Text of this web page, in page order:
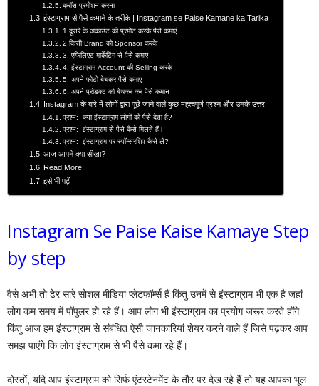
क्रॉस प्रमोशन करना
इंस्टाग्राम से पैसे कमाने के तरीके | Instagram se Paise Kamane ka Tarika
1.दूसरे के अकाउंट को प्रमोट करके पैसे कमाएं
2.किसी Brand को Sponsor करके
3. एफिलिएट मार्केटिंग से पैसे कमाए
4. इंस्टाग्राम Account की Selling करके
5. अपने फोटो बेचकर पैसे कमाए
6. अपने प्रोडक्ट को बेचकर कर पैसे कमान
Instagram के बारे में लोगों द्वारा पूछे जाने वाले कुछ महत्वपूर्ण प्रश्न और उनके उत्तर
प्रश्न:- क्या इंस्टाग्राम लोगों को पैसे देता है?
प्रश्न:- इंस्टाग्राम से पैसे कैसे मिलते हैं।
प्रश्न:- इंस्टाग्राम पर स्पॉन्सरशिप कैसे लें?
आज आपने क्या सीखा?
Read More
इसे भी पढ़ें
Instagram Se Paise Kaise Kamaye Step
by step
वैसे अभी तो ढेर सारे सोशल मीडिया प्लेटफॉर्म्स हैं किंतु उनमें से इंस्टाग्राम भी एक है जहां
लोग कम समय में पॉपुलर हो रहे हैं। आप लोग भी इंस्टाग्राम का प्रयोग जरूर करते होंगे
किंतु आज हम इंस्टाग्राम से संबंधित ऐसी जानकारियां शेयर करने वाले हैं जिसे पढ़कर आप
समझ पाएंगे कि लोग इंस्टाग्राम से भी पैसे कमा रहे हैं।
दोस्तों, यदि आप इंस्टाग्राम को सिर्फ एंटरटेनमेंट के तौर पर देख रहे हैं तो यह आपका भूल